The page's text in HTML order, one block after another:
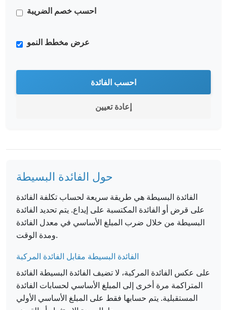
احسب خصم الضريبة
عرض مخطط النمو
احسب الفائدة
إعادة تعيين
حول الفائدة البسيطة
الفائدة البسيطة هي طريقة سريعة لحساب تكلفة الفائدة
على قرض أو الفائدة المكتسبة على إيداع. يتم تحديد الفائدة
البسيطة من خلال ضرب المبلغ الأساسي في معدل الفائدة
ومدة الوقت.
الفائدة البسيطة مقابل الفائدة المركبة
على عكس الفائدة المركبة، لا تضيف الفائدة البسيطة الفائدة
المتراكمة مرة أخرى إلى المبلغ الأساسي لحسابات الفائدة
المستقبلية. يتم حسابها فقط على المبلغ الأساسي الأولي